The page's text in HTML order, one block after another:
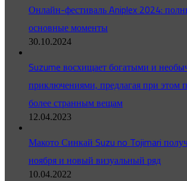
Онлайн-фестиваль Aniplex 2024:
основные моменты
30.10.2024
Suzume восхищает богатыми и
приключениями, предлагая при этом
более странным вещам
12.04.2023
Макото Синкай Suzu no Tojimari
ноября и новый визуальный ряд
10.04.2022